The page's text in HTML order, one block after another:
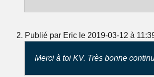
Publié par Eric le 2019-03-12 à
Merci à toi KV. Très bonne